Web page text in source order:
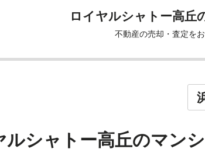
ロイヤルシャトー高丘
不動産の売却・査定を
ルシャトー高丘のマン